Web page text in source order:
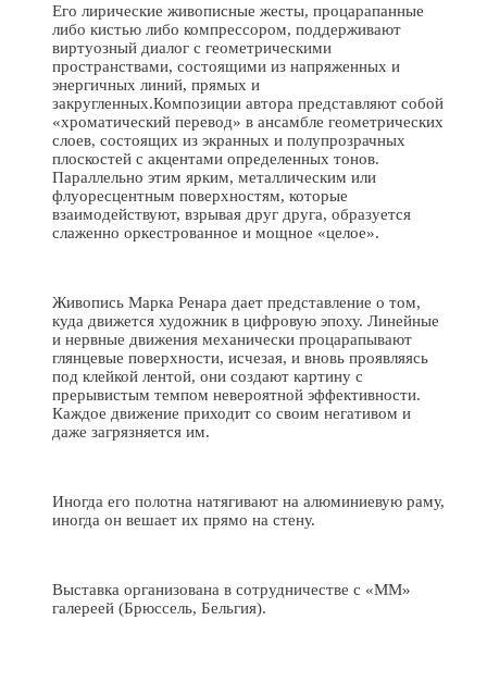
Его лирические живописные жесты, процарапанные
либо кистью либо компрессором, поддерживают
виртуозный диалог с геометрическими
пространствами, состоящими из напряженных и
энергичных линий, прямых и
закругленных.Композиции автора представляют собой
«хроматический перевод» в ансамбле геометрических
слоев, состоящих из экранных и полупрозрачных
плоскостей с акцентами определенных тонов.
Параллельно этим ярким, металлическим или
флуоресцентным поверхностям, которые
взаимодействуют, взрывая друг друга, образуется
слаженно оркестрованное и мощное «целое».
Живопись Марка Ренара дает представление о том,
куда движется художник в цифровую эпоху. Линейные
и нервные движения механически процарапывают
глянцевые поверхности, исчезая, и вновь проявляясь
под клейкой лентой, они создают картину с
прерывистым темпом невероятной эффективности.
Каждое движение приходит со своим негативом и
даже загрязняется им.
Иногда его полотна натягивают на алюминиевую раму,
иногда он вешает их прямо на стену.
Выставка организована в сотрудничестве с «ММ»
галереей (Брюссель, Бельгия).